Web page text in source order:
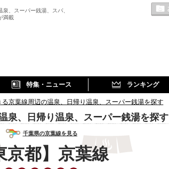
、スーパー銭湯、スパ、
満載
特集・ニュース ランキング
る京葉線周辺の温泉、日帰り温泉、スーパー銭湯を探す
泉、日帰り温泉、スーパー銭湯を探す
千葉県の京葉線を見る
京都】京葉線